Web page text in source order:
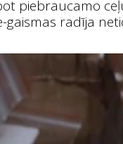
piebraucamo
gaismas radīja